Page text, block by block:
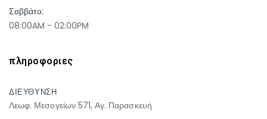
Σαββάτο:
08:00AM - 02:00PM
πληροφοριες
ΔΙΕΥΘΥΝΣΗ
Λεωφ. Μεσογείων 571, Αγ. Παρασκευή